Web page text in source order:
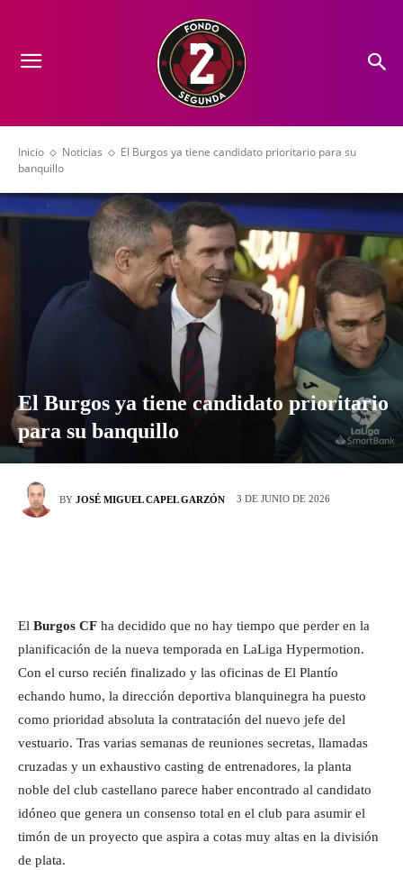
Inicio Noticias
El Burgos ya tiene candidato prioritario para su
banquillo
El Burgos ya tiene candidato prioritario
para su banquillo
BY JOSÉ MIGUEL CAPEL GARZÓN 3 DE JUNIO DE 2026
El Burgos CF ha decidido que no hay tiempo que perder en la
planificación de la nueva temporada en LaLiga Hypermotion.
Con el curso recién finalizado y las oficinas de El Plantío
echando humo, la dirección deportiva blanquinegra ha puesto
como prioridad absoluta la contratación del nuevo jefe del
vestuario. Tras varias semanas de reuniones secretas, llamadas
cruzadas y un exhaustivo casting de entrenadores, la planta
noble del club castellano parece haber encontrado al candidato
idóneo que genera un consenso total en el club para asumir el
timón de un proyecto que aspira a cotas muy altas en la división
de plata.